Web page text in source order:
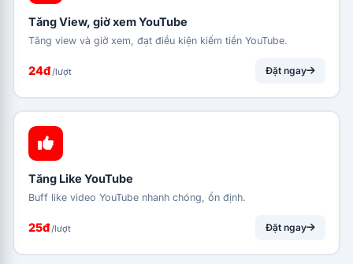
Tăng View, giờ xem YouTube
Tăng view và giờ xem, đạt điều kiện kiếm tiền YouTube.
24đ/lượt Đặt ngay
Tăng Like YouTube
Buff like video YouTube nhanh chóng, ổn định.
25đ/lượt Đặt ngay